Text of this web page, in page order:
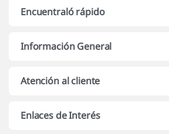
Encuentraló rápido
Información General
Atención al cliente
Enlaces de Interés